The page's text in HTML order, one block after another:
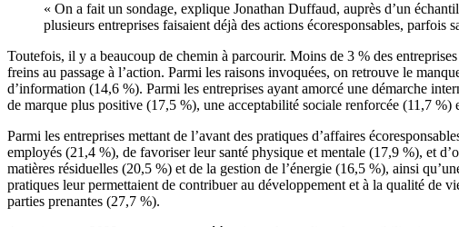
« On a fait un sondage, explique Jonathan Duffaud, auprès d’un
plusieurs entreprises faisaient déjà des actions écoresponsables, parfois
Toutefois, il y a beaucoup de chemin à parcourir. Moins de 3 % des
freins au passage à l’action. Parmi les raisons invoquées, on retrouve le
d’information (14,6 %). Parmi les entreprises ayant amorcé une démarche
de marque plus positive (17,5 %), une acceptabilité sociale renforcée (11,7
Parmi les entreprises mettant de l’avant des pratiques d’affaires
employés (21,4 %), de favoriser leur santé physique et mentale (17,9 %), et
matières résiduelles (20,5 %) et de la gestion de l’énergie (16,5 %), ainsi
pratiques leur permettaient de contribuer au développement et à la qualité de
parties prenantes (27,7 %).